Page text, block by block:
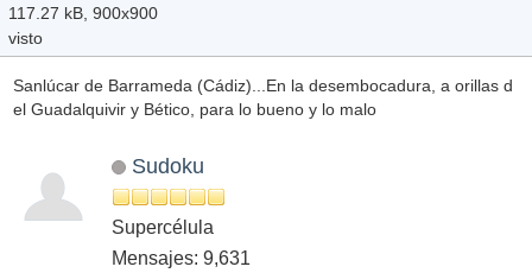
117.27 kB, 900x900
visto
Sanlúcar de Barrameda (Cádiz)...En la desembocadura, a orillas d
el Guadalquivir y Bético, para lo bueno y lo malo
Sudoku
Supercélula
Mensajes: 9,631